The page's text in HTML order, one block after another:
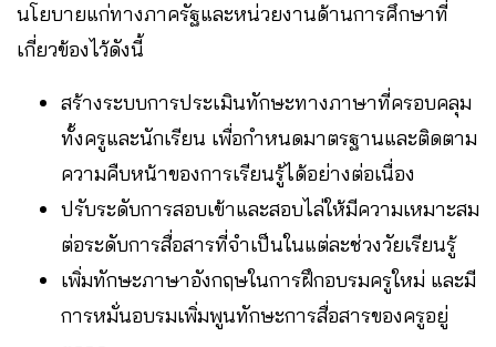
นโยบายแก่ทางภาครัฐและหน่วยงานด้านการศึกษาที่
เกี่ยวข้องไว้ดังนี้
สร้างระบบการประเมินทักษะทางภาษาที่ครอบคลุม
ทั้งครูและนักเรียน เพื่อกำหนดมาตรฐานและติดตาม
ความคืบหน้าของการเรียนรู้ได้อย่างต่อเนื่อง
ปรับระดับการสอบเข้าและสอบไล่ให้มีความเหมาะสม
ต่อระดับการสื่อสารที่จำเป็นในแต่ละช่วงวัยเรียนรู้
เพิ่มทักษะภาษาอังกฤษในการฝึกอบรมครูใหม่ และมี
การหมั่นอบรมเพิ่มพูนทักษะการสื่อสารของครูอยู่